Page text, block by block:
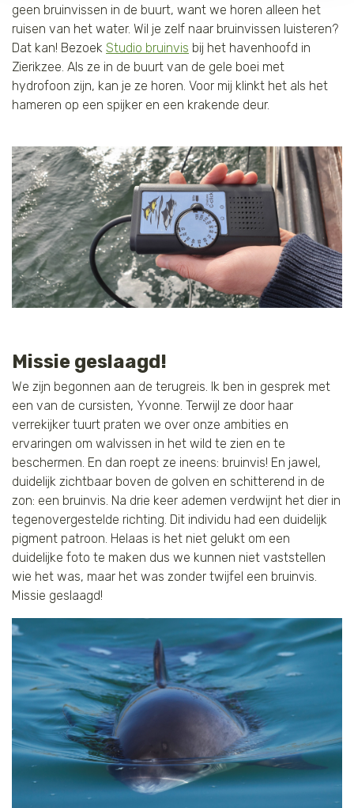
geen bruinvissen in de buurt, want we horen alleen het
ruisen van het water. Wil je zelf naar bruinvissen luisteren?
Dat kan! Bezoek Studio bruinvis bij het havenhoofd in
Zierikzee. Als ze in de buurt van de gele boei met
hydrofoon zijn, kan je ze horen. Voor mij klinkt het als het
hameren op een spijker en een krakende deur.
Missie geslaagd!
We zijn begonnen aan de terugreis. Ik ben in gesprek met
een van de cursisten, Yvonne. Terwijl ze door haar
verrekijker tuurt praten we over onze ambities en
ervaringen om walvissen in het wild te zien en te
beschermen. En dan roept ze ineens: bruinvis! En jawel,
duidelijk zichtbaar boven de golven en schitterend in de
zon: een bruinvis. Na drie keer ademen verdwijnt het dier in
tegenovergestelde richting. Dit individu had een duidelijk
pigment patroon. Helaas is het niet gelukt om een
duidelijke foto te maken dus we kunnen niet vaststellen
wie het was, maar het was zonder twijfel een bruinvis.
Missie geslaagd!